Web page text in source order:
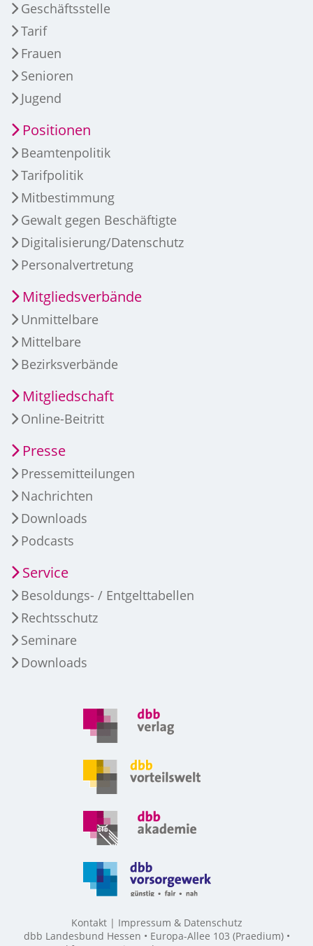
Geschäftsstelle
Tarif
Frauen
Senioren
Jugend
Positionen
Beamtenpolitik
Tarifpolitik
Mitbestimmung
Gewalt gegen Beschäftigte
Digitalisierung/Datenschutz
Personalvertretung
Mitgliedsverbände
Unmittelbare
Mittelbare
Bezirksverbände
Mitgliedschaft
Online-Beitritt
Presse
Pressemitteilungen
Nachrichten
Downloads
Podcasts
Service
Besoldungs- / Entgelttabellen
Rechtsschutz
Seminare
Downloads
Kontakt
Impressum & Datenschutz
dbb Landesbund Hessen • Europa-Allee 103 (Praedium) •